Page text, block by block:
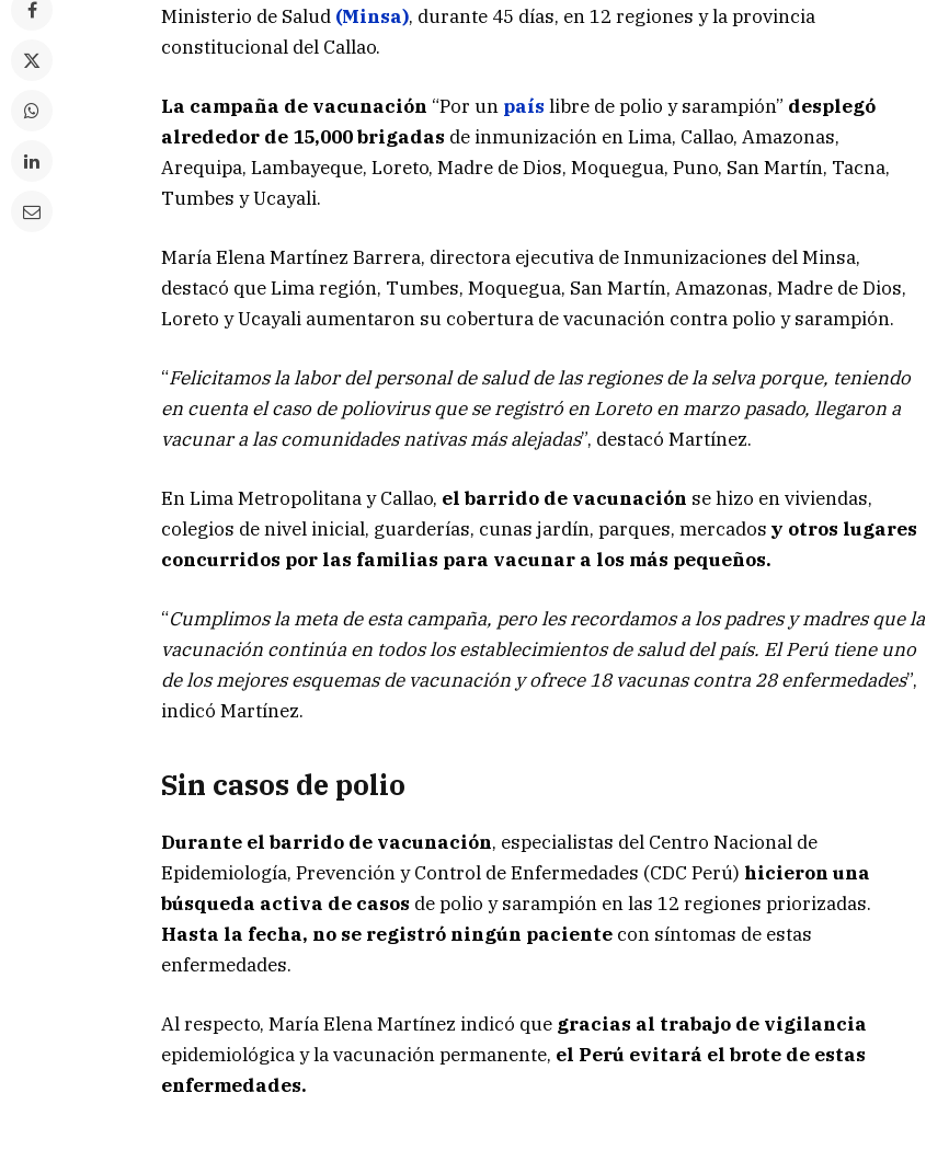
Ministerio de Salud (Minsa), durante 45 días, en 12 regiones y la provincia
constitucional del Callao.
La campaña de vacunación “Por un país libre de polio y sarampión” desplegó
alrededor de 15,000 brigadas de inmunización en Lima, Callao, Amazonas,
Arequipa, Lambayeque, Loreto, Madre de Dios, Moquegua, Puno, San Martín, Tacna,
Tumbes y Ucayali.
María Elena Martínez Barrera, directora ejecutiva de Inmunizaciones del Minsa,
destacó que Lima región, Tumbes, Moquegua, San Martín, Amazonas, Madre de Dios,
Loreto y Ucayali aumentaron su cobertura de vacunación contra polio y sarampión.
“Felicitamos la labor del personal de salud de las regiones de la selva porque, teniendo
en cuenta el caso de poliovirus que se registró en Loreto en marzo pasado, llegaron a
vacunar a las comunidades nativas más alejadas”, destacó Martínez.
En Lima Metropolitana y Callao, el barrido de vacunación se hizo en viviendas,
colegios de nivel inicial, guarderías, cunas jardín, parques, mercados y otros lugares
concurridos por las familias para vacunar a los más pequeños.
“Cumplimos la meta de esta campaña, pero les recordamos a los padres y madres que la
vacunación continúa en todos los establecimientos de salud del país. El Perú tiene uno
de los mejores esquemas de vacunación y ofrece 18 vacunas contra 28 enfermedades”,
indicó Martínez.
Sin casos de polio
Durante el barrido de vacunación, especialistas del Centro Nacional de
Epidemiología, Prevención y Control de Enfermedades (CDC Perú) hicieron una
búsqueda activa de casos de polio y sarampión en las 12 regiones priorizadas.
Hasta la fecha, no se registró ningún paciente con síntomas de estas
enfermedades.
Al respecto, María Elena Martínez indicó que gracias al trabajo de vigilancia
epidemiológica y la vacunación permanente, el Perú evitará el brote de estas
enfermedades.